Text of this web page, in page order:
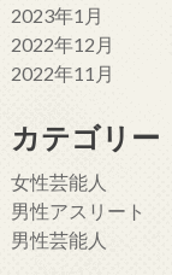
2023年1月
2022年12月
2022年11月
カテゴリー
女性芸能人
男性アスリート
男性芸能人